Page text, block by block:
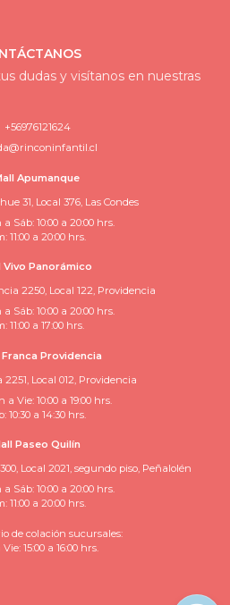
dudas y visítanos en nuestras
+56976121624
Apumanque
31, Local 376, Las Condes
a Sáb: 10:00 a 20:00 hrs.
11:00 a 20:00 hrs.
Vivo Panorámico
2250, Local 122, Providencia
a Sáb: 10:00 a 20:00 hrs.
11:00 a 17:00 hrs.
Providencia
Local 012, Providencia
a Vie: 10:00 a 19:00 hrs.
10:30 a 14:30 hrs.
Paseo Quilín
Local 2021, segundo piso, Peñalolén
a Sáb: 10:00 a 20:00 hrs.
11:00 a 20:00 hrs.
de colación sucursales:
15:00 a 16:00 hrs.